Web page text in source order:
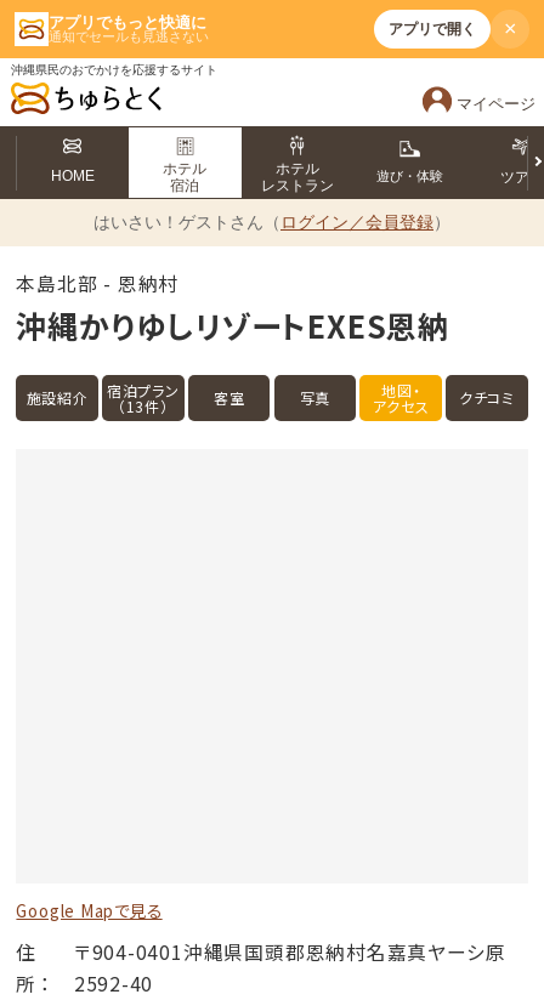
アプリでもっと快適に
通知でセールも見逃さない アプリで開く ×
沖縄県民のおでかけを応援するサイト
マイページ
HOME
ホテル
宿泊
ホテル
レストラン
遊び・体験 ツアー
はいさい！ ゲストさん（ ログイン／会員登録）
本島北部 - 恩納村
沖縄かりゆしリゾートEXES恩納
施設紹介 宿泊プラン
（13件） 客室 写真 地図・
アクセス クチコミ
Google Mapで見る
住
所
〒904-0401沖縄県国頭郡恩納村名嘉真ヤーシ原
2592-40